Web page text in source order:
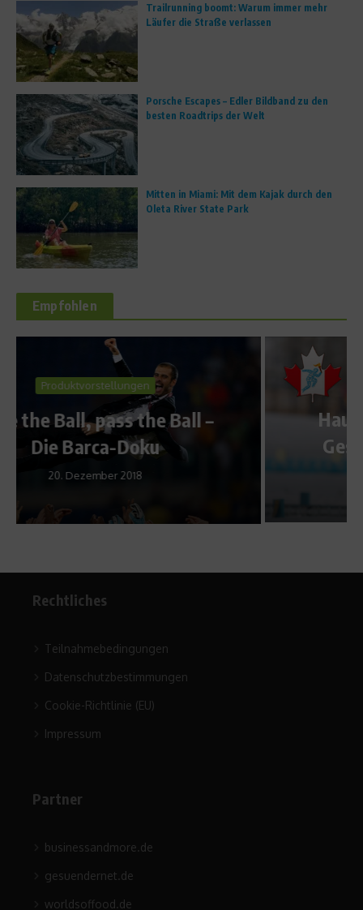
Trailrunning boomt: Warum immer mehr
Läufer die Straße verlassen
Porsche Escapes – Edler Bildband zu den
besten Roadtrips der Welt
Mitten in Miami: Mit dem Kajak durch den
Oleta River State Park
Empfohlen
Sports Inside
Hautnah an den Stars – Ein
Gespräch mit Jens Filbrich
Rechtliches
Teilnahmebedingungen
Datenschutzbestimmungen
Cookie-Richtlinie (EU)
Impressum
Partner
businessandmore.de
gesuendernet.de
worldsoffood.de